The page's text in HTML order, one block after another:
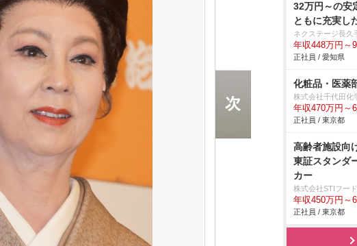
32万円～の安
ともに充実し
ネクステージ⾧久
年収448万円～
正社員 / 愛知県
化粧品・医薬
株式会社千代田化
年収470万円～
正社員 / 東京都
高齢者施設向
東証スタンダ
カー
株式会社STIフー
年収450万円～
正社員 / 東京都